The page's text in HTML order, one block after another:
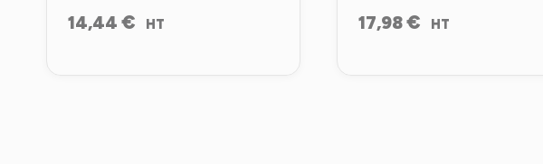
14,44 € HT 17,98€ HT